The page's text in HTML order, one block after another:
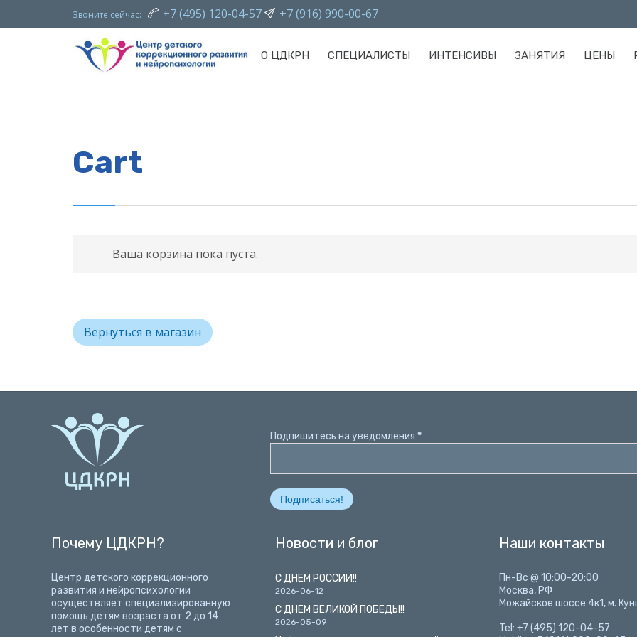
Звоните сейчас:  +7 (495) 120-04-57  +7 (916) 990-00-67
О ЦДКРН СПЕЦИАЛИСТЫ ИНТЕНСИВЫ ЗАНЯТИЯ ЦЕНЫ
Cart
Ваша корзина пока пуста.
Вернуться в магазин
Подпишитесь на уведомления *
Почему ЦДКРН?
Центр детского коррекционного
развития и нейропсихологии
осуществляет специализированную
помощь детям возраста от 2 до 14
лет в особенности детям с
Новости и блог
С ДНЕМ РОССИИ!!
2026-06-12
С ДНЕМ ВЕЛИКОЙ ПОБЕДЫ!!
2026-05-09
Наши контакты
Пн-Вс @ 10:00-20:00
Москва, РФ
Можайское шоссе 4к1, м.
Tel: +7 (495) 120-04-57